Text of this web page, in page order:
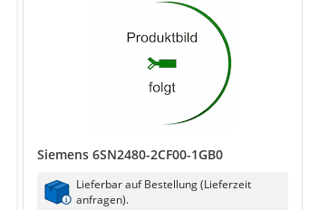
Siemens 6SN2480-2CF00-1GB0
Lieferbar auf Bestellung (Lieferzeit
anfragen).